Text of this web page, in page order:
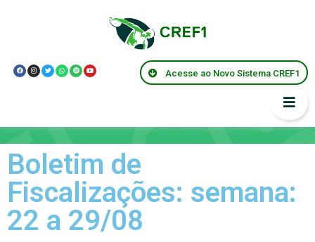
Acesse ao Novo Sistema CREF1
Boletim de
Fiscalizações: semana:
22 a 29/08